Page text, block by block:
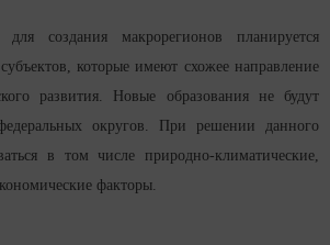
для создания макрорегионов планируется
которые имеют схожее направление
развития. Новые образования не будут
округов. При решении данного
в том числе природно-климатические,
факторы.